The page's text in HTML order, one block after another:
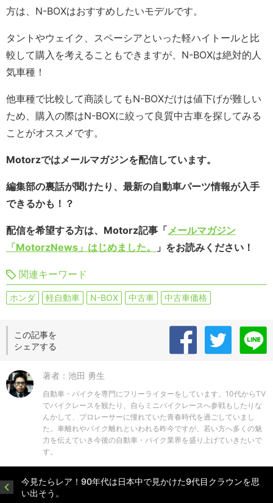
方は、N-BOXはおすすめしたいモデルです。
タントやウェイク、スペーシアといった軽ハイトールと比
較して購入を考えることもできますが、N-BOXは絶対的人
気車種！
他車種で比較して商談してもN-BOXだけは値下げが難しい
ため、購入の際はN-BOXに絞って良質中古車を探してみる
ことがオススメです。
Motorzではメールマガジンを配信しています。
編集部の裏話が聞けたり、最新の自動車パーツ情報が入手
できるかも！？
配信を希望する方は、Motorz記事「 メールマガジン
「MotorzNews」はじめました。
」をお読みください！
関連キーワード
ホンダ 軽自動車 N-BOX 中古車 中古車価格
この記事を
シェアする
著者：池田 勇生
自動車・バイクを専門にフリーライターをしています。10代からTV
でバイクレースを観たり、自らミニバイクレースへ参戦もしたりな
んかして、プロレーサーに憧れていた青春時代を過ごしていまし
た。車離れやバイク離れといわれる昨今ですが、若い方へ多くの魅
力を伝えていき今後の自動車・バイク業界を盛り上げていきたいで
す。
今見たらレア！90年代は日本中で見かけた9代目クラウンを思
い出そう。